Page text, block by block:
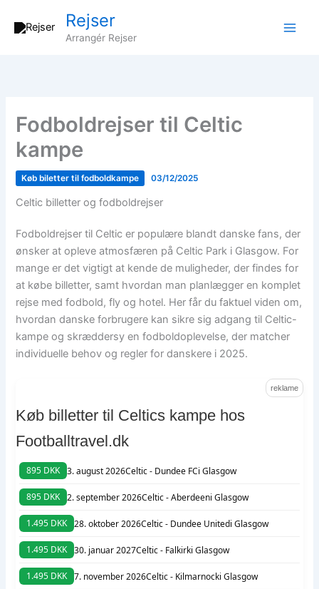
Rejser
Arrangér Rejser
Fodboldrejser til Celtic
kampe
Køb biletter til fodboldkampe 03/12/2025
Celtic billetter og fodboldrejser
Fodboldrejser til Celtic er populære blandt danske fans, der
ønsker at opleve atmosfæren på Celtic Park i Glasgow. For
mange er det vigtigt at kende de muligheder, der findes for
at købe billetter, samt hvordan man planlægger en komplet
rejse med fodbold, fly og hotel. Her får du faktuel viden om,
hvordan danske forbrugere kan sikre sig adgang til Celtic-
kampe og skræddersy en fodboldoplevelse, der matcher
individuelle behov og regler for danskere i 2025.
reklame
Køb billetter til Celtics kampe hos
Footballtravel.dk
895 DKK 3. august 2026Celtic - Dundee FCi Glasgow
895 DKK 2. september 2026Celtic - Aberdeeni Glasgow
1.495 DKK 28. oktober 2026Celtic - Dundee Unitedi Glasgow
1.495 DKK 30. januar 2027Celtic - Falkirki Glasgow
1.495 DKK 7. november 2026Celtic - Kilmarnocki Glasgow